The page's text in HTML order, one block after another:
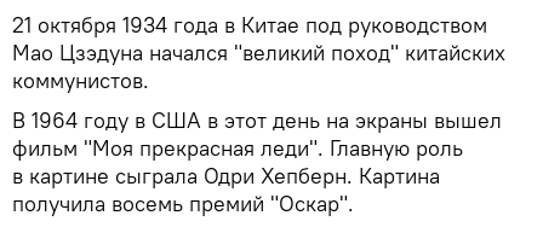
21 октября 1934 года в Китае под руководством
Мао Цзэдуна начался "великий поход" китайских
коммунистов.
В 1964 году в США в этот день на экраны вышел
фильм "Моя прекрасная леди". Главную роль
в картине сыграла Одри Хепберн. Картина
получила восемь премий "Оскар".